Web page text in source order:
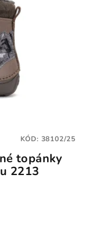
topánky
2213
KÓD: 38102/25